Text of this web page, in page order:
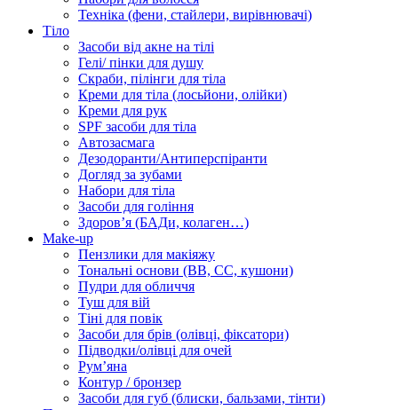
Техніка (фени, стайлери, вирівнювачі)
Тіло
Засоби від акне на тілі
Гелі/ пінки для душу
Скраби, пілінги для тіла
Креми для тіла (лосьйони, олійки)
Креми для рук
SPF засоби для тіла
Автозасмага
Дезодоранти/Антиперспіранти
Догляд за зубами
Набори для тіла
Засоби для гоління
Здоровʼя (БАДи, колаген…)
Make-up
Пензлики для макіяжу
Тональні основи (BB, CC, кушони)
Пудри для обличчя
Туш для вій
Тіні для повік
Засоби для брів (олівці, фіксатори)
Підводки/олівці для очей
Румʼяна
Контур / бронзер
Засоби для губ (блиски, бальзами, тінти)